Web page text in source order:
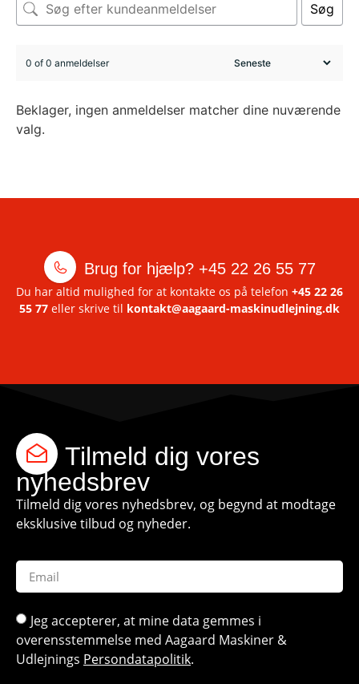
Søg
0 of 0 anmeldelser
Beklager, ingen anmeldelser matcher dine nuværende
valg.
Brug for hjælp? +45 22 26 55 77
Du har altid mulighed for at kontakte os på telefon +45 22 26
55 77 eller skrive til kontakt@aagaard-maskinudlejning.dk
Tilmeld dig vores
nyhedsbrev
Tilmeld dig vores nyhedsbrev, og begynd at modtage
eksklusive tilbud og nyheder.
Jeg accepterer, at mine data gemmes i
overensstemmelse med Aagaard Maskiner &
Udlejnings Persondatapolitik.